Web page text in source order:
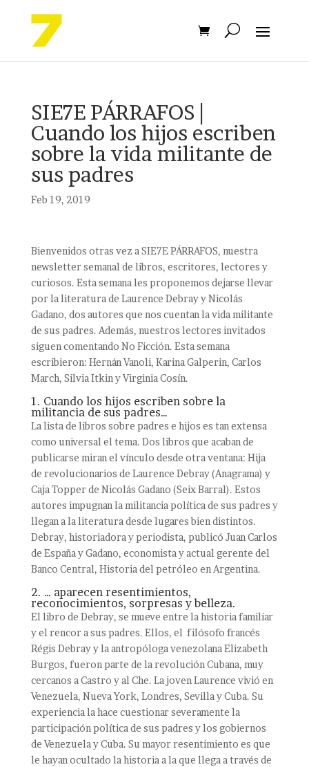
SIE7E PÁRRAFOS |
Cuando los hijos escriben
sobre la vida militante de
sus padres
Feb 19, 2019
Bienvenidos otras vez a SIE7E PÁRRAFOS, nuestra
newsletter semanal de libros, escritores, lectores y
curiosos. Esta semana les proponemos dejarse llevar
por la literatura de Laurence Debray y Nicolás
Gadano, dos autores que nos cuentan la vida militante
de sus padres. Además, nuestros lectores invitados
siguen comentando No Ficción. Esta semana
escribieron: Hernán Vanoli, Karina Galperin, Carlos
March, Silvia Itkin y Virginia Cosín.
1. Cuando los hijos escriben sobre la
militancia de sus padres…
La lista de libros sobre padres e hijos es tan extensa
como universal el tema. Dos libros que acaban de
publicarse miran el vínculo desde otra ventana: Hija
de revolucionarios de Laurence Debray (Anagrama) y
Caja Topper de Nicolás Gadano (Seix Barral). Estos
autores impugnan la militancia política de sus padres y
llegan a la literatura desde lugares bien distintos.
Debray, historiadora y periodista, publicó Juan Carlos
de España y Gadano, economista y actual gerente del
Banco Central, Historia del petróleo en Argentina.
2. … aparecen resentimientos,
reconocimientos, sorpresas y belleza.
El libro de Debray, se mueve entre la historia familiar
y el rencor a sus padres. Ellos, el filósofo francés
Régis Debray y la antropóloga venezolana Elizabeth
Burgos, fueron parte de la revolución Cubana, muy
cercanos a Castro y al Che. La joven Laurence vivió en
Venezuela, Nueva York, Londres, Sevilla y Cuba. Su
experiencia la hace cuestionar severamente la
participación política de sus padres y los gobiernos
de Venezuela y Cuba. Su mayor resentimiento es que
le hayan ocultado la historia a la que llega a través de